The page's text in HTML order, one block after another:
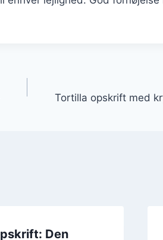
Tortilla opskrift med
Den